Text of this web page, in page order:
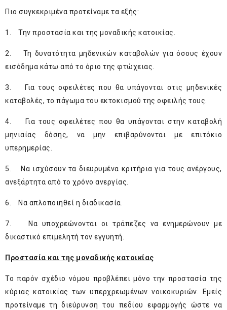
Πιο συγκεκριμένα προτείναμε τα εξής:
1. Την προστασία και της μοναδικής κατοικίας.
2. Τη δυνατότητα μηδενικών καταβολών για όσους έχουν
εισόδημα κάτω από το όριο της φτώχειας.
3. Για τους οφειλέτες που θα υπάγονται στις μηδενικές
καταβολές, το πάγωμα του εκτοκισμού της οφειλής τους.
4. Για τους οφειλέτες που θα υπάγονται στην καταβολή
μηνιαίας δόσης, να μην επιβαρύνονται με επιτόκιο
υπερημερίας.
5. Να ισχύσουν τα διευρυμένα κριτήρια για τους ανέργους,
ανεξάρτητα από το χρόνο ανεργίας.
6. Να απλοποιηθεί η διαδικασία.
7. Να υποχρεώνονται οι τράπεζες να ενημερώνουν με
δικαστικό επιμελητή τον εγγυητή.
Προστασία και της μοναδικής κατοικίας
Το παρόν σχέδιο νόμου προβλέπει μόνο την προστασία της
κύριας κατοικίας των υπερχρεωμένων νοικοκυριών. Εμείς
προτείναμε τη διεύρυνση του πεδίου εφαρμογής ώστε να